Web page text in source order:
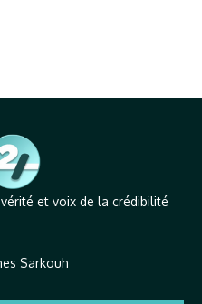
et voix de la crédibilité
Sarkouh